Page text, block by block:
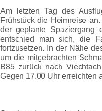
Am letzten Tag des
Frühstück die Heimreise
der geplante Spaziergang
entschied man sich, die
fortzusetzen. In der Nähe
um die mitgebrachten
B85 zurück nach
Gegen 17.00 Uhr erreichten